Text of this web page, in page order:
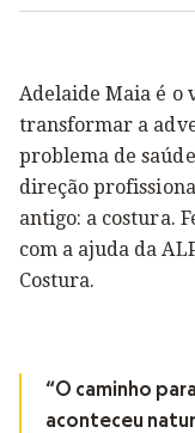
Adelaide Maia é o
transformar a
problema de
direção
antigo: a costura.
com a ajuda da
Costura.
“O caminho
aconteceu